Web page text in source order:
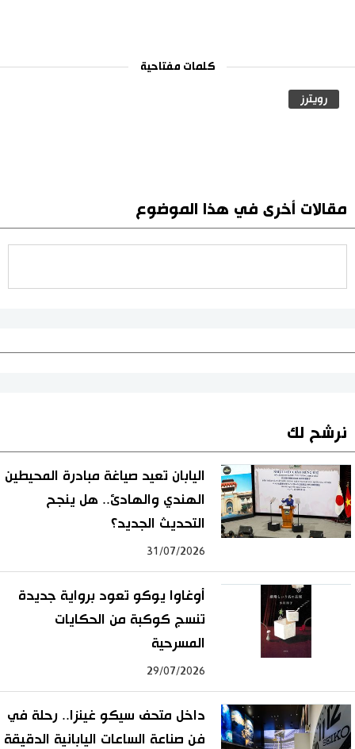
كلمات مفتاحية
رويترز
مقالات أخرى في هذا الموضوع
نرشح لك
اليابان تعيد صياغة مبادرة المحيطين
الهندي والهادئ.. هل ينجح
التحديث الجديد؟
31/07/2026
أوغاوا يوكو تعود برواية جديدة
تنسج كوكبة من الحكايات
المسرحية
29/07/2026
داخل متحف سيكو غينزا.. رحلة في
فن صناعة الساعات اليابانية الدقيقة